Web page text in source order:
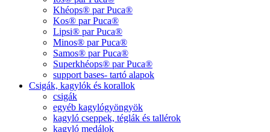
Khéops® par Puca®
Kos® par Puca®
Lipsi® par Puca®
Minos® par Puca®
Samos® par Puca®
Superkhéops® par Puca®
support bases- tartó alapok
Csigák, kagylók és korallok
csigák
egyéb kagylógyöngyök
kagyló cseppek, téglák és tallérok
kagyló medálok